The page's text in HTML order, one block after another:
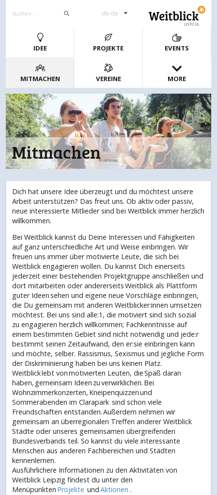
de-de
LEIPZIG
IDEE PROJEKTE EVENTS
MITMACHEN VEREINE MORE
Mitmachen
Dich hat unsere Idee überzeugt und du möchtest unsere
Arbeit unterstützen? Das freut uns. Ob aktiv oder passiv,
neue interessierte Mitlieder sind bei Weitblick immer herzlich
willkommen.
Bei Weitblick kannst du Deine Interessen und Fähigkeiten
auf ganz unterschiedliche Art und Weise einbringen. Wir
freuen uns immer über motivierte Leute, die sich bei
Weitblick engagieren wollen. Du kannst Dich einerseits
jederzeit einer bestehenden Projektgruppe anschließen und
dort mitarbeiten oder andererseits Weitblick als Plattform
guter Ideen sehen und eigene neue Vorschläge einbringen,
die Du gemeinsam mit anderen Weitblicker:innen umsetzen
möchtest. Bei uns sind alle:1, die motiviert sind sich sozial
zu engagieren herzlich willkommen; Fachkenntnisse auf
einem bestimmten Gebiet sind nicht notwendig und jede:r
bestimmt seinen Zeitaufwand, den er:sie einbringen kann
und möchte, selber. Rassismus, Sexismus und jegliche Form
der Diskriminierung haben bei uns keinen Platz.
Weitblick lebt von motivierten Leuten, die Spaß daran
haben, gemeinsam Ideen zu verwirklichen. Bei
Wohnzimmerkonzerten, Kneipenquizzen und
Sommerabenden im Clarapark sind schon viele
Freundschaften entstanden. Außerdem nehmen wir
gemeinsam an überregionalen Treffen anderer Weitblick
Städte oder unseres gemeinsamen übergreifenden
Bundesverbands teil. So kannst du viele interessante
Menschen aus anderen Fachbereichen und Städten
kennenlernen.
Ausführlichere Informationen zu den Aktivitäten von
Weitblick Leipzig findest du unter den
Menüpunkten Projekte undAktionen .